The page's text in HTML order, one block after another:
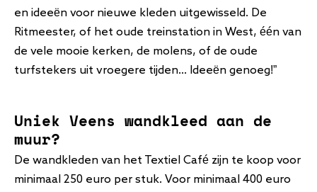
en ideeën voor nieuwe kleden uitgewisseld. De
Ritmeester, of het oude treinstation in West, één van
de vele mooie kerken, de molens, of de oude
turfstekers uit vroegere tijden... Ideeën genoeg!”
Uniek Veens wandkleed aan de
muur?
De wandkleden van het Textiel Café zijn te koop voor
minimaal 250 euro per stuk. Voor minimaal 400 euro